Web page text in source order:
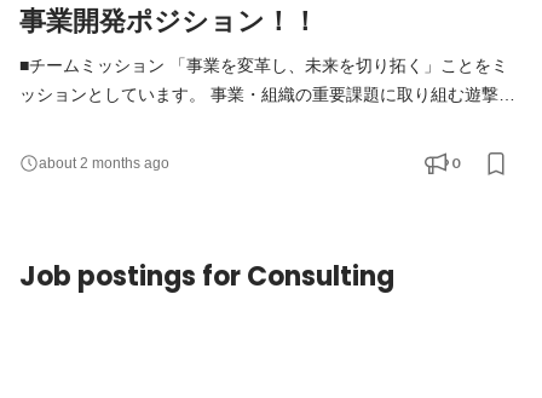
事業開発ポジション！！
■チームミッション 「事業を変革し、未来を切り拓く」ことをミ
ッションとしています。 事業・組織の重要課題に取り組む遊撃部
心となります。 3~6ヶ月で成果を出し、次のプロジェクトへ移行
します。 3~5個ほどのプロジェクトを同時並行で推進します。 ■
about 2 months ago 0
Job postings for Consulting